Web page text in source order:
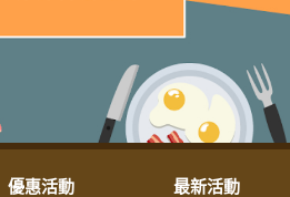
優惠活動 最新活動